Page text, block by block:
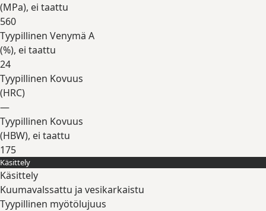
(MPa), ei taattu
560
Tyypillinen Venymä A
(%), ei taattu
24
Tyypillinen Kovuus
(HRC)
—
Tyypillinen Kovuus
(HBW), ei taattu
175
Laajenna
Käsittely
Käsittely
Kuumavalssattu ja vesikarkaistu
Tyypillinen myötölujuus